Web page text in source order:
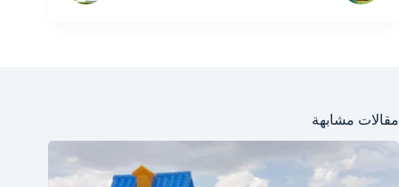
مقالات مشابهة